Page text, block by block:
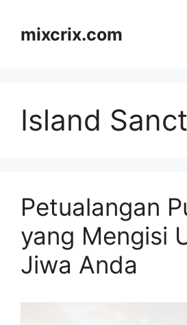
contentmixcrix.com
Island
Petualangan
yang Mengisi
Jiwa Anda